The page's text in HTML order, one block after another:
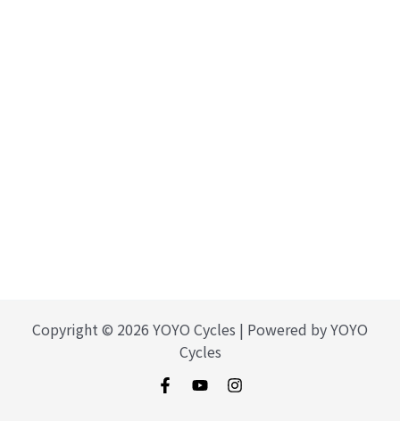
Copyright © 2026 YOYO Cycles | Powered by YOYO
Cycles